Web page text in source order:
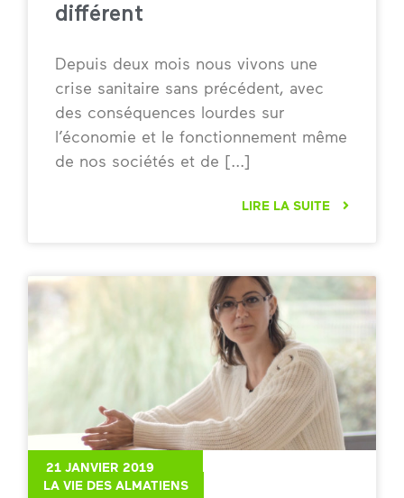
différent
Depuis deux mois nous vivons une
crise sanitaire sans précédent, avec
des conséquences lourdes sur
l’économie et le fonctionnement même
de nos sociétés et de
LIRE LA SUITE
LA VIE DES ALMATIENS
21 JANVIER 2019